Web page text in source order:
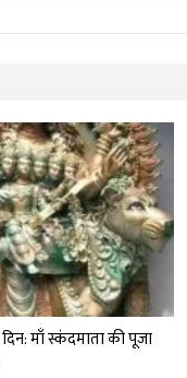
दिन: माँ स्कंदमाता की पूजा